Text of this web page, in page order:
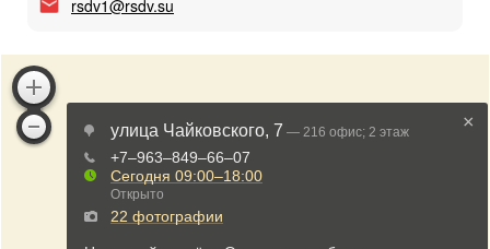
rsdv1@rsdv.su